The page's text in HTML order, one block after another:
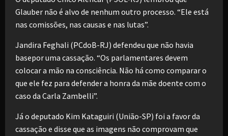
Glauber não é alvo de nenhum outro processo. “Ele está
nas comissões, nas causas e nas lutas”.
Jandira Feghali (PCdoB-RJ) defendeu que não havia
basepor uma cassação. “Os parlamentares devem
colocar a mão na consciência. Não há como comparar o
que ele fez para defender a honra da mãe doente com o
caso da Carla Zambelli”.
Já o deputado Kim Kataguiri (União-SP) foi a favor da
cassação e disse que as imagens não comprovam que